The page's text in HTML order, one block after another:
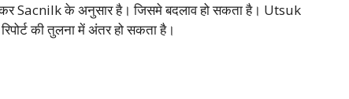
Sacnilk के अनुसार है। जिसमे बदलाव हो सकता है। Utsuk
की तुलना में अंतर हो सकता है।